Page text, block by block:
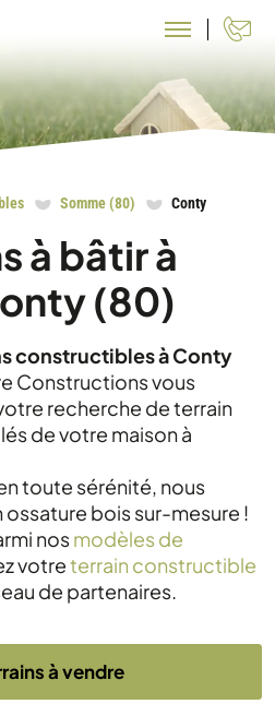
Somme (80) Conty
à bâtir à
(80)
constructibles à Conty
Constructions vous
recherche de terrain
de votre maison à
toute sérénité, nous
bois sur-mesure !
nosmodèles de
votreterrain constructible
de partenaires.
à vendre